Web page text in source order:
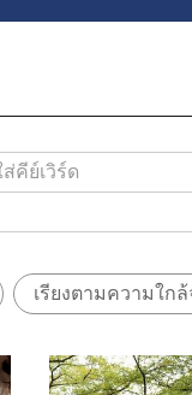
เรียงตามความใก
ดูข้อมูลพื้นฐาน